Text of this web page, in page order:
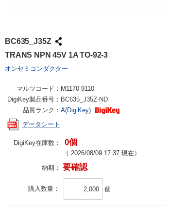
BC635_J35Z
TRANS NPN 45V 1A TO-92-3
オンセミコンダクター
マルツコード： M1170-9110
DigiKey製品番号： BC635_J35Z-ND
品質ランク： A(DigiKey)
データシート
DigiKey在庫数： 0個
（ 2026/08/09 17:37 現在）
納期： 要確認
購入数量 個